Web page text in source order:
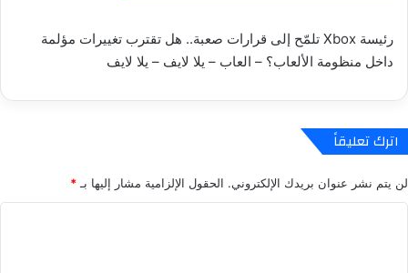
رئيسة Xbox تلمّح إلى قرارات صعبة.. هل تقترب تغييرات مؤلمة
داخل منظومة الألعاب؟ – العاب – يلا لايف – يلا لايف
اترك تعليقاً
لن يتم نشر عنوان بريدك الإلكتروني. الحقول الإلزامية مشار إليها بـ *